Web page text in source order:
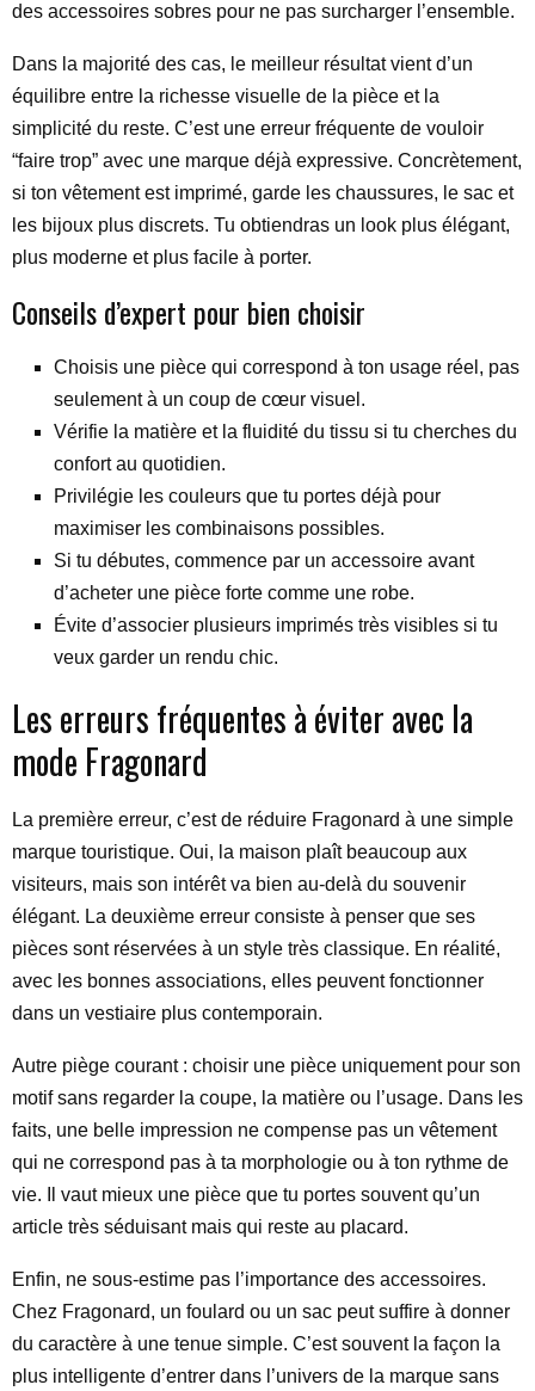
des accessoires sobres pour ne pas surcharger l’ensemble.
Dans la majorité des cas, le meilleur résultat vient d’un
équilibre entre la richesse visuelle de la pièce et la
simplicité du reste. C’est une erreur fréquente de vouloir
“faire trop” avec une marque déjà expressive. Concrètement,
si ton vêtement est imprimé, garde les chaussures, le sac et
les bijoux plus discrets. Tu obtiendras un look plus élégant,
plus moderne et plus facile à porter.
Conseils d’expert pour bien choisir
Choisis une pièce qui correspond à ton usage réel, pas
seulement à un coup de cœur visuel.
Vérifie la matière et la fluidité du tissu si tu cherches du
confort au quotidien.
Privilégie les couleurs que tu portes déjà pour
maximiser les combinaisons possibles.
Si tu débutes, commence par un accessoire avant
d’acheter une pièce forte comme une robe.
Évite d’associer plusieurs imprimés très visibles si tu
veux garder un rendu chic.
Les erreurs fréquentes à éviter avec la
mode Fragonard
La première erreur, c’est de réduire Fragonard à une simple
marque touristique. Oui, la maison plaît beaucoup aux
visiteurs, mais son intérêt va bien au-delà du souvenir
élégant. La deuxième erreur consiste à penser que ses
pièces sont réservées à un style très classique. En réalité,
avec les bonnes associations, elles peuvent fonctionner
dans un vestiaire plus contemporain.
Autre piège courant : choisir une pièce uniquement pour son
motif sans regarder la coupe, la matière ou l’usage. Dans les
faits, une belle impression ne compense pas un vêtement
qui ne correspond pas à ta morphologie ou à ton rythme de
vie. Il vaut mieux une pièce que tu portes souvent qu’un
article très séduisant mais qui reste au placard.
Enfin, ne sous-estime pas l’importance des accessoires.
Chez Fragonard, un foulard ou un sac peut suffire à donner
du caractère à une tenue simple. C’est souvent la façon la
plus intelligente d’entrer dans l’univers de la marque sans